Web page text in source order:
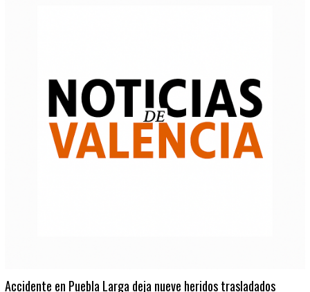
Accidente en Puebla Larga deja nueve heridos trasladados